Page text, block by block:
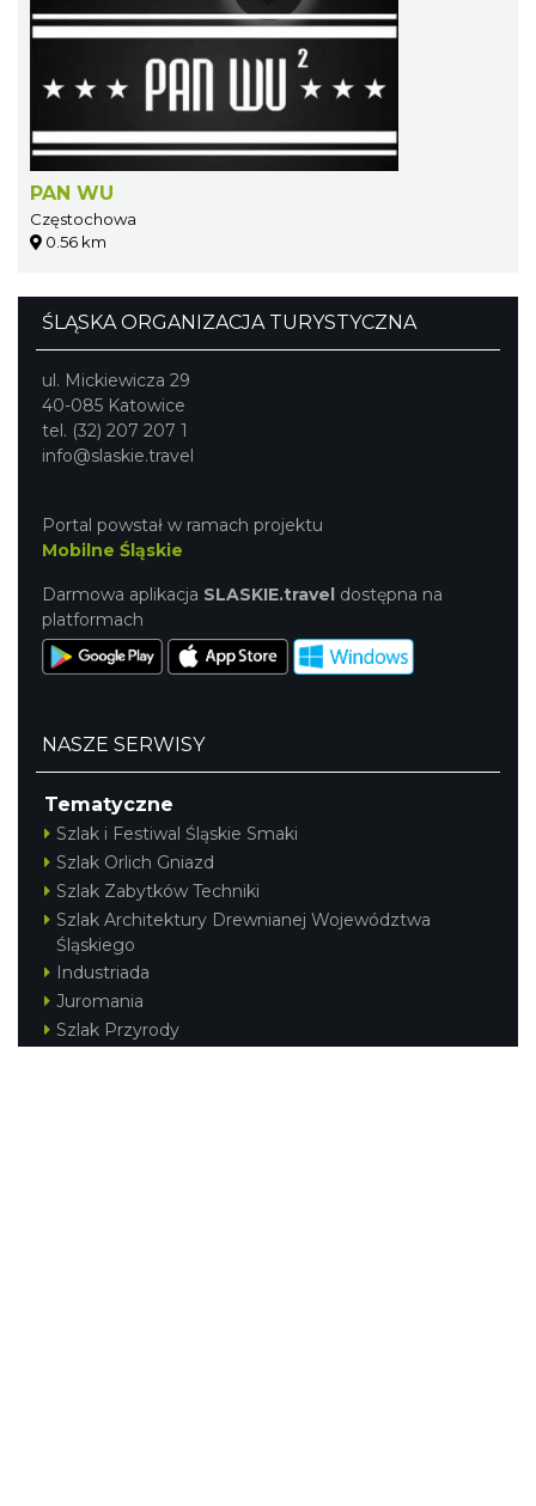
PAN WU
Częstochowa
0.56 km
ŚLĄSKA ORGANIZACJA TURYSTYCZNA
ul. Mickiewicza 29
40-085 Katowice
tel. (32) 207 207 1
info@slaskie.travel
Portal powstał w ramach projektu
Mobilne Śląskie
Darmowa aplikacja SLASKIE.travel dostępna na
platformach
NASZE SERWISY
Tematyczne
Szlak i Festiwal Śląskie Smaki
Szlak Orlich Gniazd
Szlak Zabytków Techniki
Szlak Architektury Drewnianej Województwa
Śląskiego
Industriada
Juromania
Szlak Przyrody